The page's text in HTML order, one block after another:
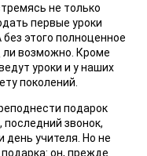
не только
первые уроки
этого полноценное
ли возможно. Кроме
уроки и у наших
поколений.
подарок
звонок,
день учителя. Но не
он, прежде